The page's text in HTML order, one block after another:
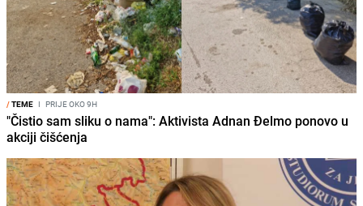
/TEME I PRIJE OKO 9H
"Čistio sam sliku o nama": Aktivista Adnan Đelmo ponovo u
akciji čišćenja